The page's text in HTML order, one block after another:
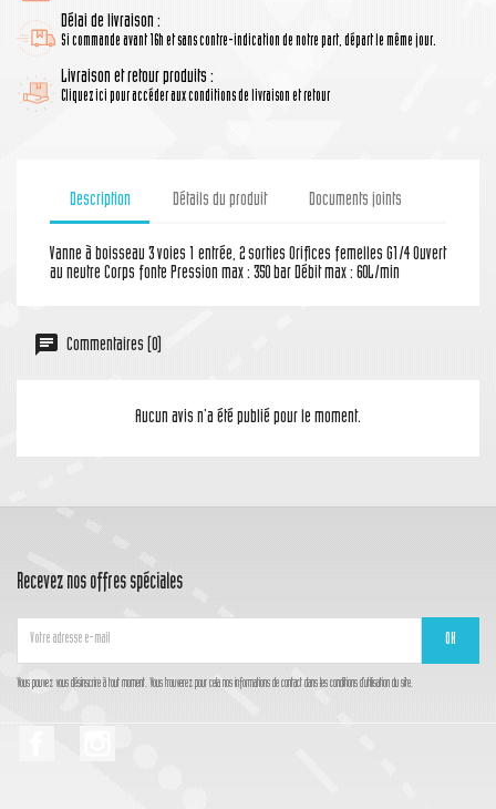
Délai de livraison :
Si commande avant 16h et sans contre-indication de notre part, départ le même jour.
Livraison et retour produits :
Cliquez ici pour accéder aux conditions de livraison et retour
Description Détails du produit Documents joints
Vanne à boisseau 3 voies 1 entrée, 2 sorties Orifices femelles G1/4 Ouvert
au neutre Corps fonte Pression max : 350 bar Débit max : 60L/min
Commentaires (0)
Aucun avis n'a été publié pour le moment.
Recevez nos offres spéciales
Vous pouvez vous désinscrire à tout moment. Vous trouverez pour cela nos informations de contact dans les conditions d'utilisation du site.